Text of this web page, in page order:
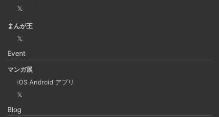
Laravelを使って簡単にReactを開発できる環境を作
成する
2025-03-18
Laravelを使って簡単にReactの開発環境を構築する。 以前
はPython（Django）＋React（TypeScript）で挫折した
が、今回は得意なPHP（Laravel）をバックエンドにするこ
とで、Reactの学習に集中できる環境を整える。 また、低
コストで構築し、トラブル時の原因特定を容易にすること
𝕏
まんが王
𝕏
Event
マンガ展
iOS Android アプリ
𝕏
Blog